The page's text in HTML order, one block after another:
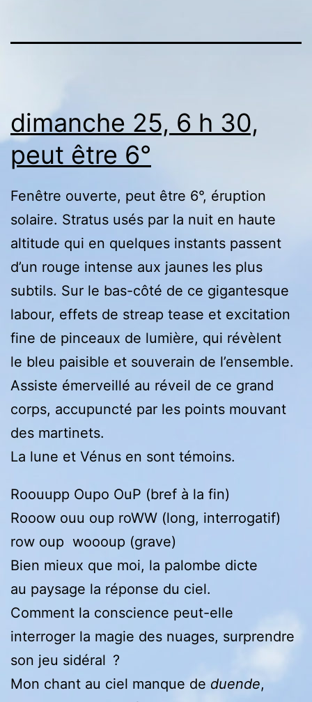
dimanche 25, 6 h 30,
peut être 6°
Fenêtre ouverte, peut être 6°, éruption
solaire. Stratus usés par la nuit en haute
altitude qui en quelques instants passent
d’un rouge intense aux jaunes les plus
subtils. Sur le bas-côté de ce gigantesque
labour, effets de streap tease et excitation
fine de pinceaux de lumière, qui révèlent
le bleu paisible et souverain de l’ensemble.
Assiste émerveillé au réveil de ce grand
corps, accupuncté par les points mouvant
des martinets.
La lune et Vénus en sont témoins.
Roouupp Oupo OuP (bref à la fin)
Rooow ouu oup roWW (long, interrogatif)
row oup woooup (grave)
Bien mieux que moi, la palombe dicte
au paysage la réponse du ciel.
Comment la conscience peut-elle
interroger la magie des nuages, surprendre
son jeu sidéral ?
Mon chant au ciel manque de duende,